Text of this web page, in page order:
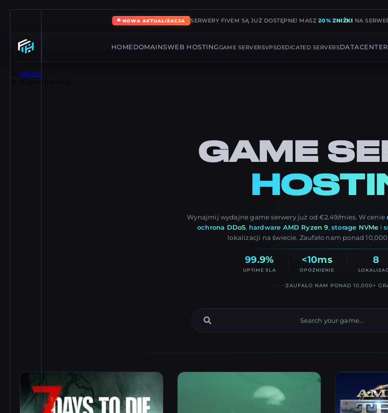
🔥 NOWA AKTUALIZACJA SERWERY FIVEM SĄ JUŻ DOSTĘPNE! MASZ 20% ZNIŻKI NA
HOME DOMAINSWEB HOSTINGGAME SERVERSVPSDEDICATED SERVERS
Home
GAME
Wynajmij wydajne game serwery już od €2.49/mies. W cenie
ochrona DDoS, hardware AMD Ryzen 9,storage NVMe i
lokalizacji na świecie. Zaufało nam ponad
99.9%
UPTIME SLA
<10ms
OPÓŹNIENIE
8
ZAUFAŁO NAM PONAD 10,000+